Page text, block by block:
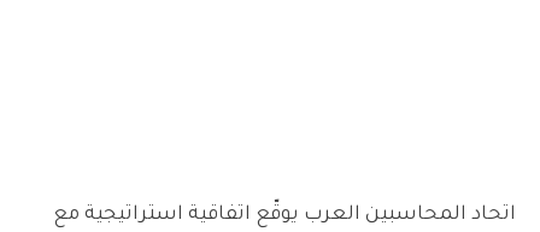
المحاسبين العرب يوقّع اتفاقية استراتيجية مع